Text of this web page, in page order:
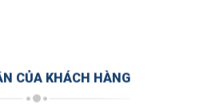
CỦA KHÁCH HÀNG